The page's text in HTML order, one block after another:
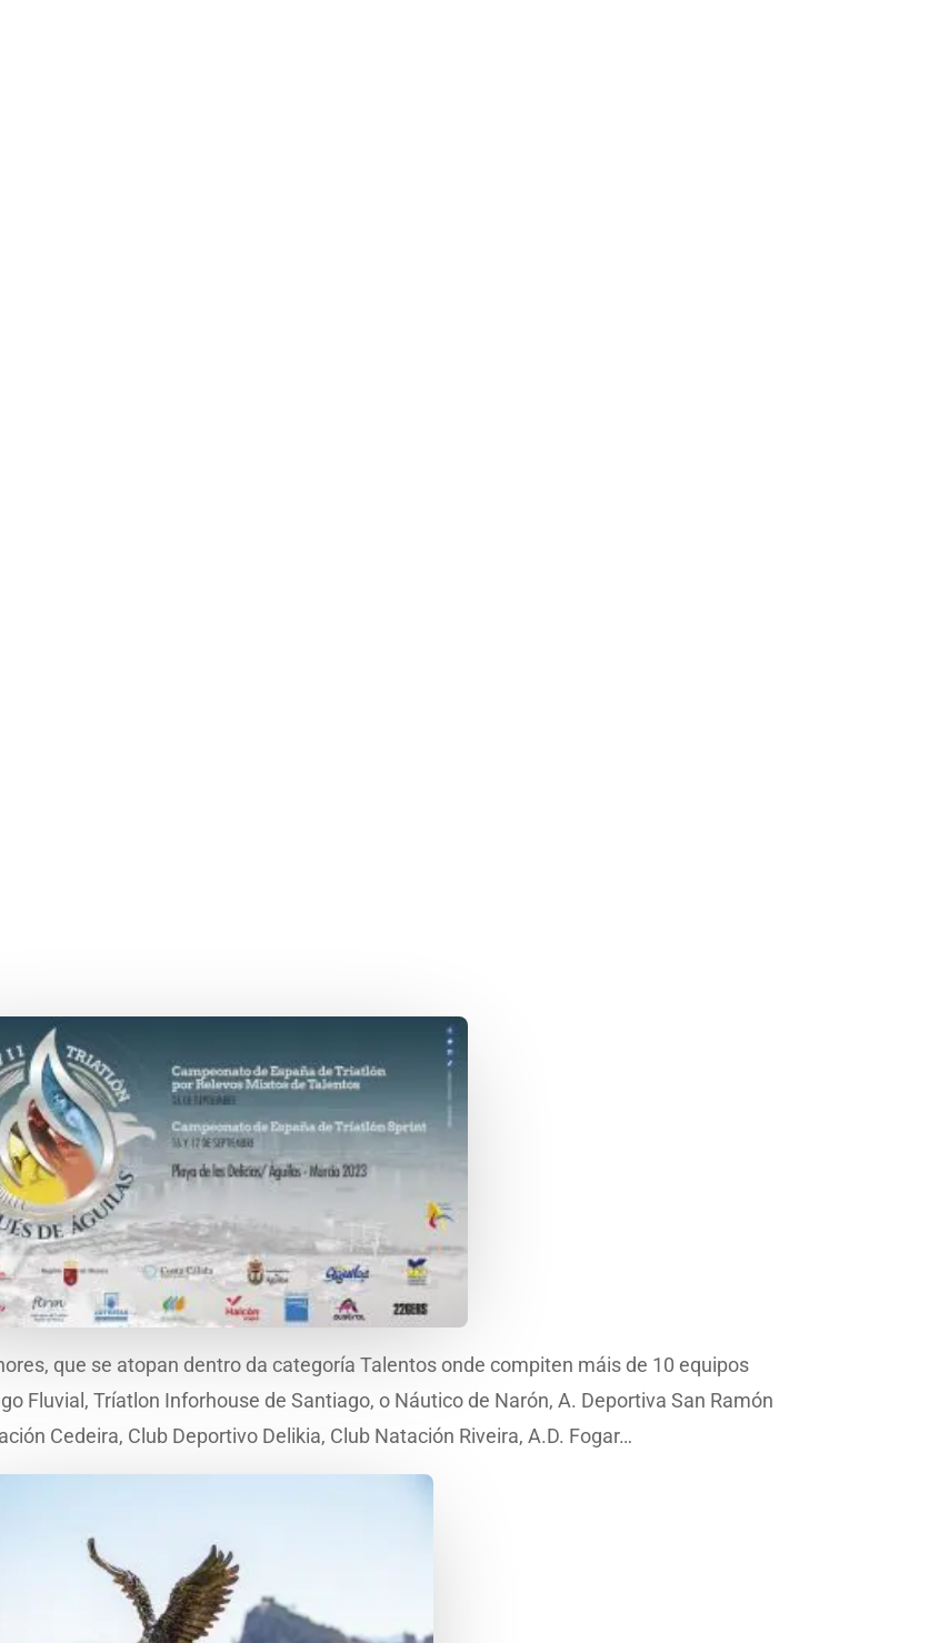
que se atopan dentro da categoría Talentos onde compiten máis de 10 equipos
Fluvial, Tríatlon Inforhouse de Santiago, o Náutico de Narón, A. Deportiva San Ramón
Cedeira, Club Deportivo Delikia, Club Natación Riveira, A.D. Fogar…